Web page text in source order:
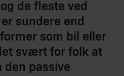
de fleste ved
sundere end
som bil eller
svært for folk at
passive